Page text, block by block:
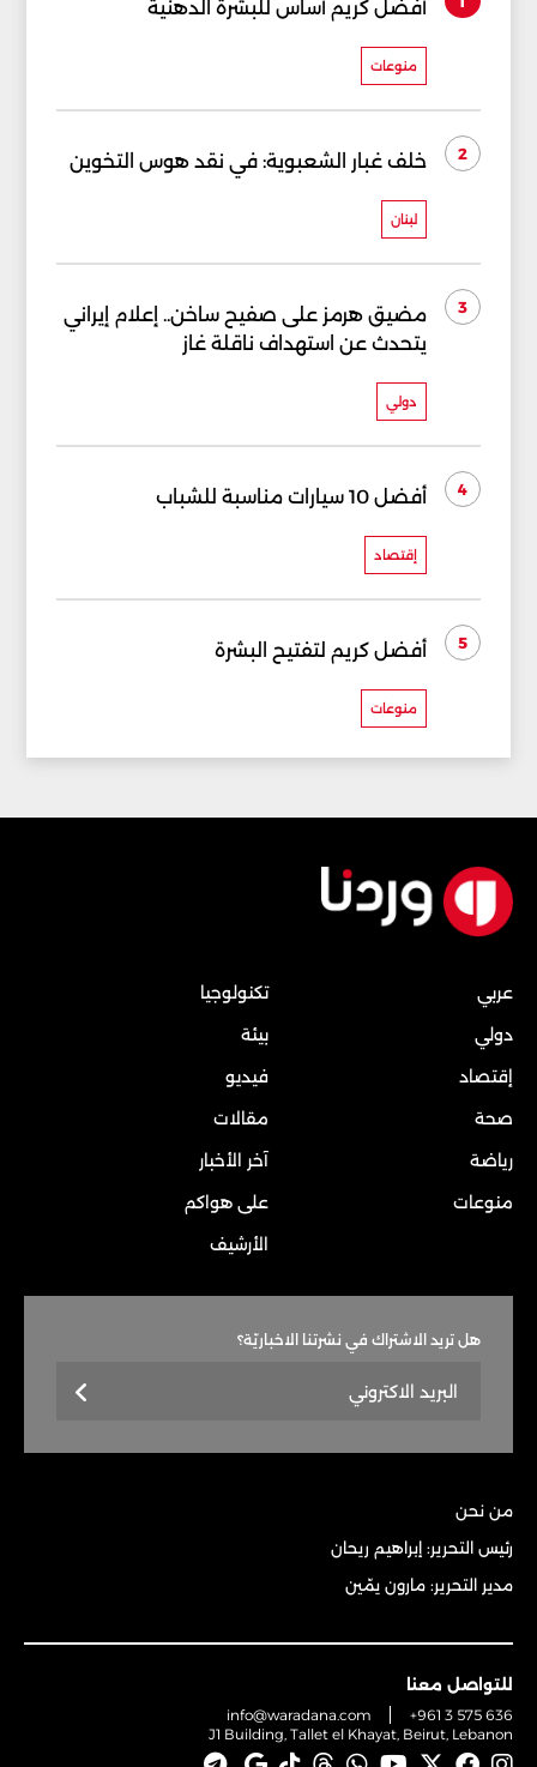
أفضل كريم أساس للبشرة الدهنية
منوعات
2 خلف غبار الشعبوية: في نقد هوس التخوين
لبنان
3
مضيق هرمز على صفيح ساخن.. إعلام إيراني
يتحدث عن استهداف ناقلة غاز
دولي
4 أفضل 10 سيارات مناسبة للشباب
إقتصاد
5 أفضل كريم لتفتيح البشرة
منوعات
عربي
دولي
إقتصاد
صحة
رياضة
منوعات
تكنولوجيا
بيئة
فيديو
مقالات
آخر الأخبار
على هواكم
الأرشيف
هل تريد الاشتراك في نشرتنا الاخباريّة؟
من نحن
رئيس التحرير: إبراهيم ريحان
مدير التحرير: مارون يمّين
للتواصل معنا
info@waradana.com
+961 3 575 636
J1 Building, Tallet el Khayat, Beirut, Lebanon